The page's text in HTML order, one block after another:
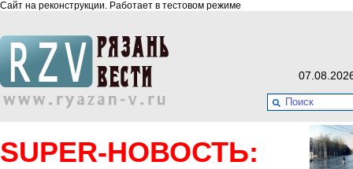
Сайт на реконструкции. Работает в тестовом режиме
SUPER-НОВОСТЬ: